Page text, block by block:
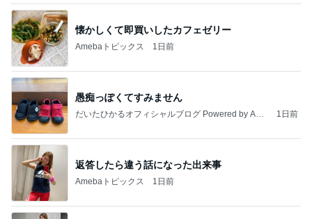
懐かしくて即買いしたカフェゼリー
Amebaトピックス 1日前
愚痴っぽくてすみません
だいたひかるオフィシャルブログ Powered by Ame
1日前
返答したら違う話になった出来事
Amebaトピックス 1日前